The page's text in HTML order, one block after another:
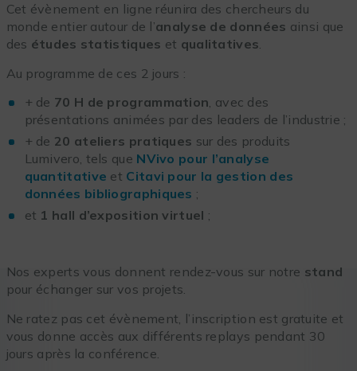
Cet évènement en ligne réunira des chercheurs du
monde entier autour de l’analyse de données ainsi que
des études statistiques et qualitatives.
Au programme de ces 2 jours :
+ de 70 H de programmation, avec des
présentations animées par des leaders de l’industrie ;
+ de 20 ateliers pratiques sur des produits
Lumivero, tels que NVivo pour l’analyse
quantitative et Citavi pour la gestion des
données bibliographiques ;
et 1 hall d’exposition virtuel ;
Nos experts vous donnent rendez-vous sur notre stand
pour échanger sur vos projets.
Ne ratez pas cet évènement, l’inscription est gratuite et
vous donne accès aux différents replays pendant 30
jours après la conférence.